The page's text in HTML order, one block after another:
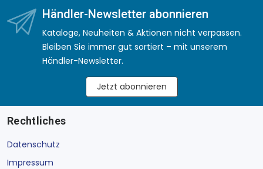
Händler-Newsletter abonnieren
Kataloge, Neuheiten & Aktionen nicht verpassen.
Bleiben Sie immer gut sortiert – mit unserem
Händler-Newsletter.
Jetzt abonnieren
Rechtliches
Datenschutz
Impressum